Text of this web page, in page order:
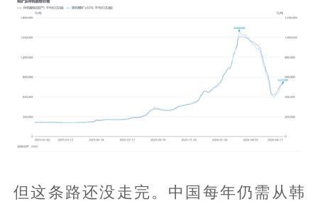
但这条路还没走完。中国每年仍需从韩